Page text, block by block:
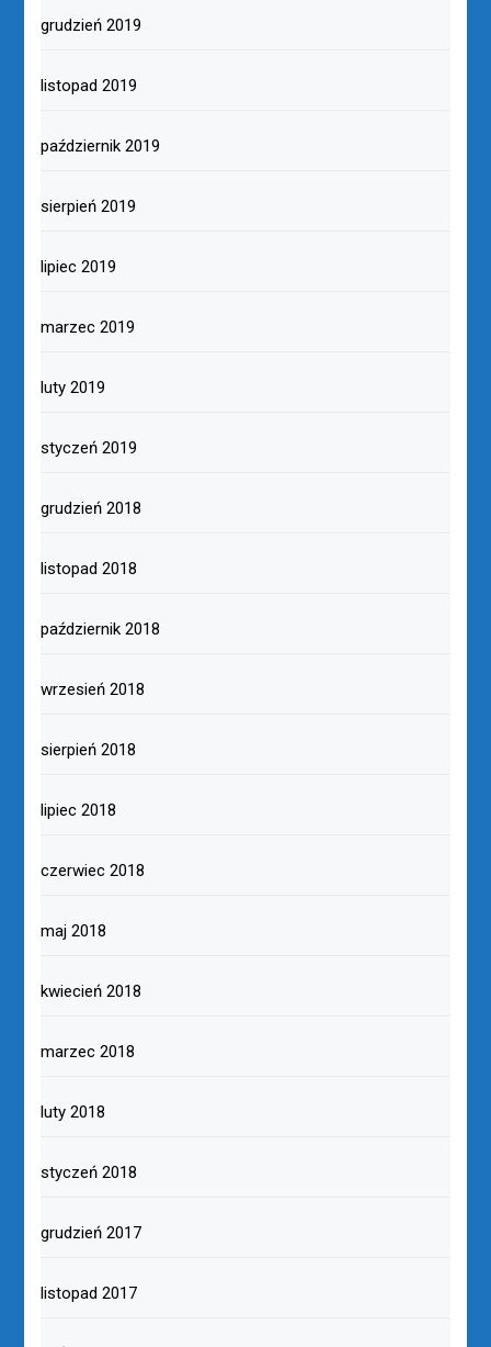
grudzień 2019
listopad 2019
październik 2019
sierpień 2019
lipiec 2019
marzec 2019
luty 2019
styczeń 2019
grudzień 2018
listopad 2018
październik 2018
wrzesień 2018
sierpień 2018
lipiec 2018
czerwiec 2018
maj 2018
kwiecień 2018
marzec 2018
luty 2018
styczeń 2018
grudzień 2017
listopad 2017